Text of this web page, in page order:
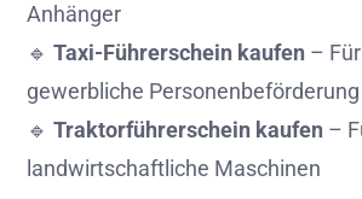
Anhänger
🔹 Taxi-Führerschein kaufen –
gewerbliche Personenbeförderung
🔹 Traktorführerschein kaufen –
landwirtschaftliche Maschinen